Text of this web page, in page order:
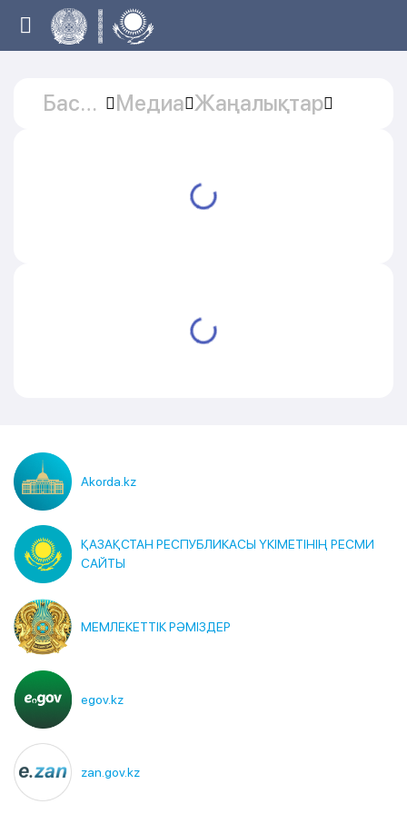
Басты
Медиа Жаңалықтар
Akorda.kz
ҚАЗАҚСТАН РЕСПУБЛИКАСЫ ҮКІМЕТІНІҢ РЕСМИ
САЙТЫ
МЕМЛЕКЕТТІК РӘМІЗДЕР
egov.kz
zan.gov.kz